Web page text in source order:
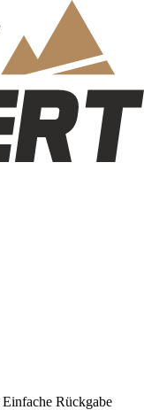
Einfache Rückgabe